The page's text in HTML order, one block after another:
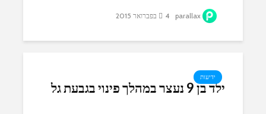
4 בפברואר 2015
ידיעות
ילד בן 9 נעצר במהלך פינוי בגבעת גל